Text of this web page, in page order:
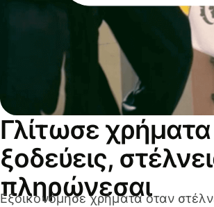
Γλίτωσε
ξοδεύεις,
πληρώνεσαι
Εξοικονόμησε χρήματα όταν